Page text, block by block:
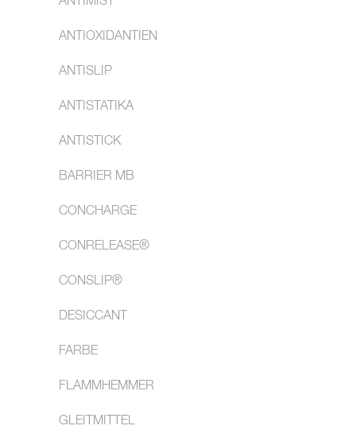
ANTIOXIDANTIEN
ANTISLIP
ANTISTATIKA
ANTISTICK
BARRIER MB
CONCHARGE
CONRELEASE®
CONSLIP®
DESICCANT
FARBE
FLAMMHEMMER
GLEITMITTEL